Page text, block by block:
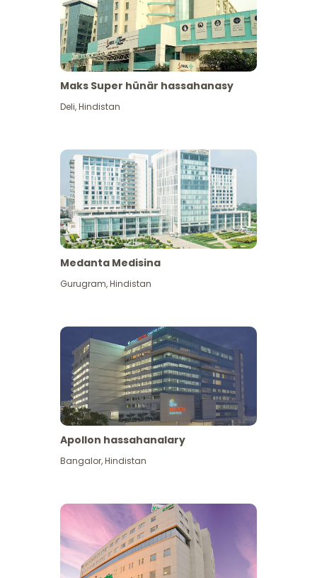
Has giňişleýin gör
Maks Super hünär hassahanasy
Deli,Hindistan
Medanta Medisina
Gurugram,Hindistan
Apollon hassahanalary
Bangalor,Hindistan